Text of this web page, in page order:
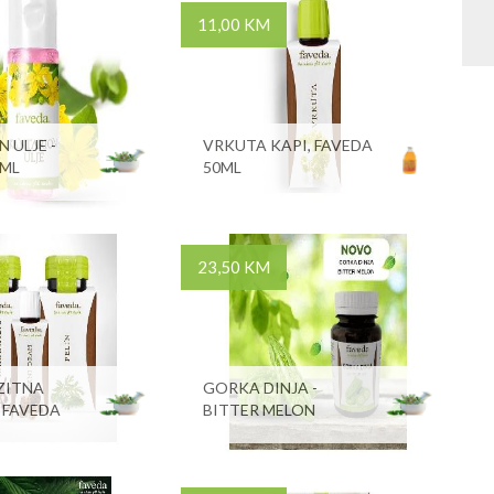
ULJE -
11,00 KM
VRKUTA KAPI, FAVEDA
50ML
23,50 KM
GORKA DINJA -
BITTER MELON